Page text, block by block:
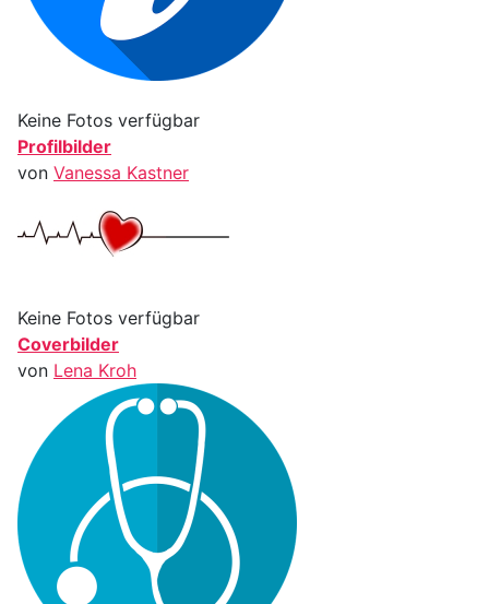
Keine Fotos verfügbar
Profilbilder
von Vanessa Kastner
Keine Fotos verfügbar
Coverbilder
von Lena Kroh